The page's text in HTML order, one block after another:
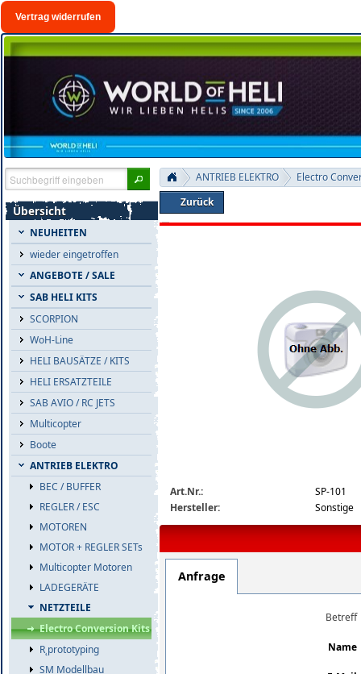
Vertrag widerrufen
Übersicht
NEUHEITEN
wieder eingetroffen
ANGEBOTE / SALE
SAB HELI KITS
SCORPION
WoH-Line
HELI BAUSÄTZE / KITS
HELI ERSATZTEILE
SAB AVIO / RC JETS
Multicopter
Boote
ANTRIEB ELEKTRO
BEC / BUFFER
REGLER / ESC
MOTOREN
MOTOR + REGLER SETs
Multicopter Motoren
LADEGERÄTE
NETZTEILE
Electro Conversion Kits
R˛prototyping
SM Modellbau
ANTRIEB ELEKTRO
Electro
Zurück
Art.Nr.:
SP-101
Hersteller:
Sonstige
Anfrage
Betreff
Name